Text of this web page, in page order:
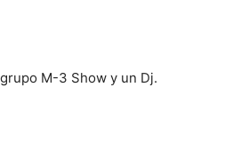
M-3 Show y un Dj.